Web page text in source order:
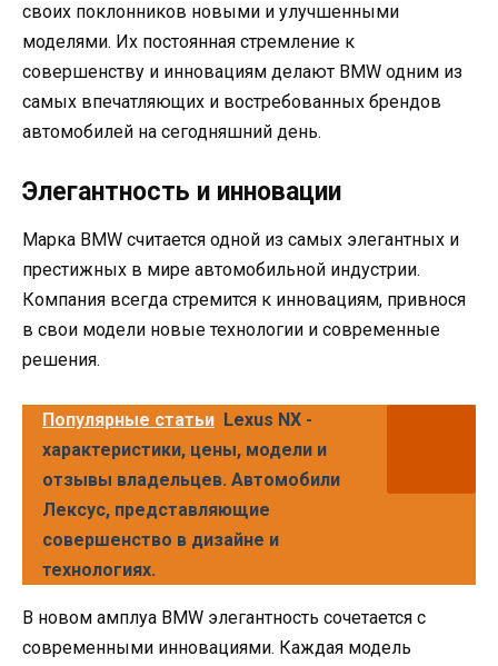
своих поклонников новыми и улучшенными
моделями. Их постоянная стремление к
совершенству и инновациям делают BMW одним из
самых впечатляющих и востребованных брендов
автомобилей на сегодняшний день.
Элегантность и инновации
Марка BMW считается одной из самых элегантных и
престижных в мире автомобильной индустрии.
Компания всегда стремится к инновациям, привнося
в свои модели новые технологии и современные
решения.
Популярные статьи Lexus NX -
характеристики, цены, модели и
отзывы владельцев. Автомобили
Лексус, представляющие
совершенство в дизайне и
технологиях.
В новом амплуа BMW элегантность сочетается с
современными инновациями. Каждая модель